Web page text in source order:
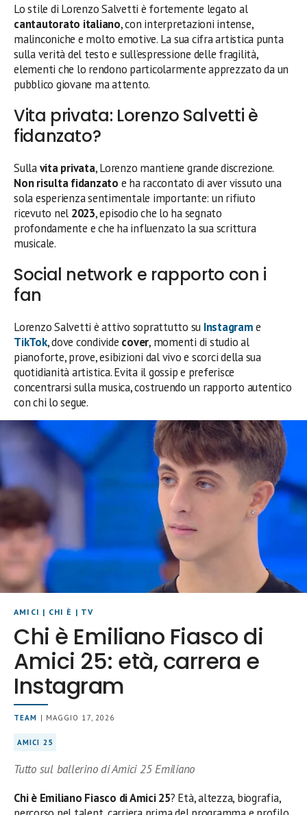
Lo stile di Lorenzo Salvetti è fortemente legato al
cantautorato italiano, con interpretazioni intense,
malinconiche e molto emotive. La sua cifra artistica punta
sulla verità del testo e sull’espressione delle fragilità,
elementi che lo rendono particolarmente apprezzato da un
pubblico giovane ma attento.
Vita privata: Lorenzo Salvetti è
fidanzato?
Sullavita privata, Lorenzo mantiene grande discrezione.
Non risulta fidanzato e ha raccontato di aver vissuto una
sola esperienza sentimentale importante: un rifiuto
ricevuto nel 2023, episodio che lo ha segnato
profondamente e che ha influenzato la sua scrittura
musicale.
Social network e rapporto con i
fan
Lorenzo Salvetti è attivo soprattutto su Instagrame
TikTok, dove condivide cover, momenti di studio al
pianoforte, prove, esibizioni dal vivo e scorci della sua
quotidianità artistica. Evita il gossip e preferisce
concentrarsi sulla musica, costruendo un rapporto autentico
con chi lo segue.
AMICI | CHI È | TV
Chi è Emiliano Fiasco di
Amici 25: età, carrera e
Instagram
TEAM | MAGGIO 17, 2026
AMICI 25
Tutto sul ballerino di Amici 25 Emiliano
Chi è Emiliano Fiasco di Amici 25? Età, altezza, biografia,